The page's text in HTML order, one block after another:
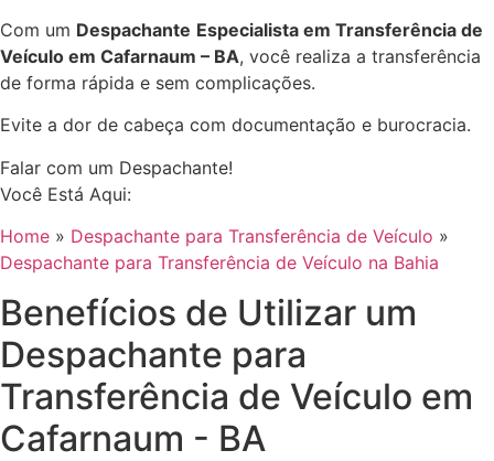
Com um Despachante Especialista em Transferência de
Veículo em Cafarnaum – BA, você realiza a transferência
de forma rápida e sem complicações.
Evite a dor de cabeça com documentação e burocracia.
Falar com um Despachante!
Você Está Aqui:
Home » Despachante para Transferência de Veículo »
Despachante para Transferência de Veículo na Bahia
Benefícios de Utilizar um
Despachante para
Transferência de Veículo em
Cafarnaum - BA